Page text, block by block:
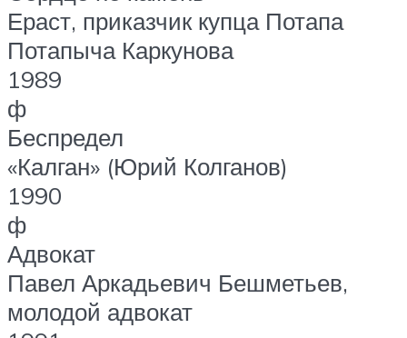
Ераст, приказчик купца Потапа
Потапыча Каркунова
1989
ф
Беспредел
«Калган» (Юрий Колганов)
1990
ф
Адвокат
Павел Аркадьевич Бешметьев,
молодой адвокат